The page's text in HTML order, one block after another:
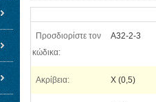
Προσδιορίστε τον
κώδικα:
A32-2-3
Ακρίβεια: Χ (0,5)